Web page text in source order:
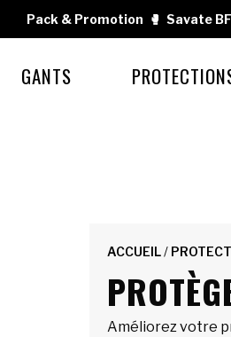
Pack & Promotion 🥊 Savate
GANTS
ACCUEIL/
Améliorez votre